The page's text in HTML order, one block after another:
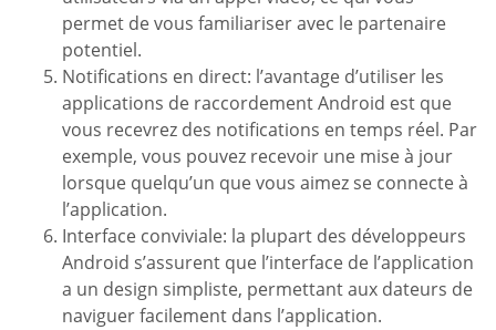
permet de vous familiariser avec le partenaire
potentiel.
Notifications en direct: l’avantage d’utiliser les
applications de raccordement Android est que
vous recevrez des notifications en temps réel. Par
exemple, vous pouvez recevoir une mise à jour
lorsque quelqu’un que vous aimez se connecte à
l’application.
Interface conviviale: la plupart des développeurs
Android s’assurent que l’interface de l’application
a un design simpliste, permettant aux dateurs de
naviguer facilement dans l’application.